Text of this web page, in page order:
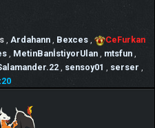
Ardahann Bexces
CeFurkan
MetinBanİstiyorUlan mtsfun
sensoy01 serser